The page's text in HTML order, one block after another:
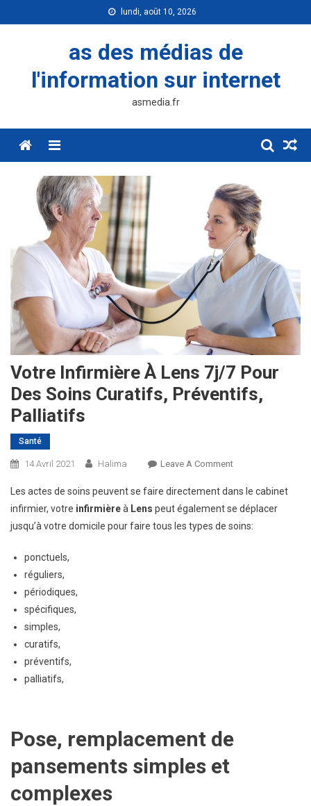
to
lundi, août 10, 2026
as des médias de
l'information sur internet
asmedia.fr
Menu
Votre Infirmière À Lens 7j/7 Pour
Des Soins Curatifs, Préventifs,
Palliatifs
Santé
14 Avril 2021 Halima Leave A CommentOn
Infirmière
À
Lens
Les actes de soins peuvent se faire directement dans le cabinet
infirmier, votre infirmièreà Lens peut également se déplacer
jusqu’à votre domicile pour faire tous les types de soins:
ponctuels,
réguliers,
périodiques,
spécifiques,
simples,
curatifs,
préventifs,
palliatifs,
Pose, remplacement de
pansements simples et
complexes